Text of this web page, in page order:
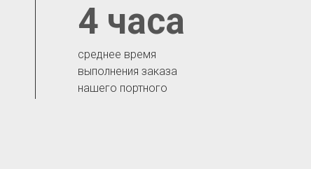
среднее время
выполнения заказа
нашего портного
4 часа